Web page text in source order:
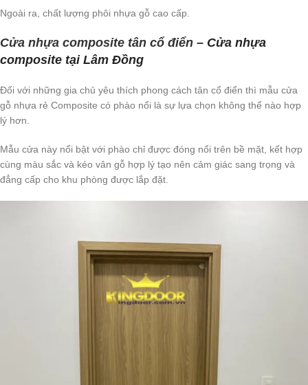
Ngoài ra, chất lượng phôi nhựa gỗ cao cấp.
Cửa nhựa composite tân cổ điển – Cửa nhựa
composite tại Lâm Đồng
Đối với những gia chủ yêu thích phong cách tân cổ điển thì mẫu cửa
gỗ nhựa rẻ Composite có phào nổi là sự lựa chọn không thể nào hợp
lý hơn.
Mẫu cửa này nổi bật với phào chỉ được đóng nổi trên bề mặt, kết hợp
cùng màu sắc và kéo vân gỗ hợp lý tạo nên cảm giác sang trọng và
đẳng cấp cho khu phòng được lắp đặt.